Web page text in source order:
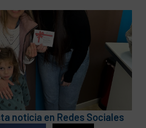
noticia en Redes Sociales